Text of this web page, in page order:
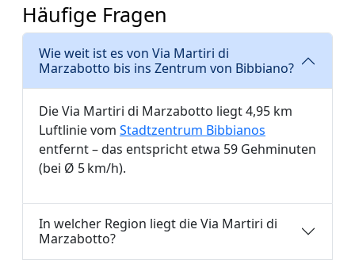
Häufige Fragen
Wie weit ist es von Via Martiri di
Marzabotto bis ins Zentrum von Bibbiano?
Die Via Martiri di Marzabotto liegt 4,95 km
Luftlinie vom Stadtzentrum Bibbianos
entfernt – das entspricht etwa 59 Gehminuten
(bei Ø 5 km/h).
In welcher Region liegt die Via Martiri di
Marzabotto?